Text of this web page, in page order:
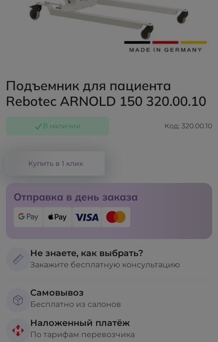
Подъемник для пациента
Rebotec ARNOLD 150 320.00.10
В наличии Код: 320.00.10
Купить в 1 клик
Отправка в день заказа
Не знаете, как выбрать?
Закажите бесплатную консультацию
Самовывоз
Бесплатно из салонов
Наложенный платёж
По тарифам перевозчика